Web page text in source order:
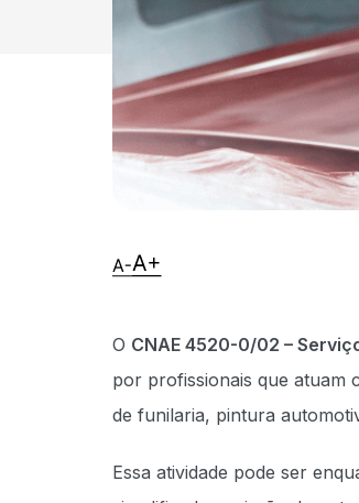
O CNAE 4520-0/02 –
por profissionais que atuam
de funilaria, pintura
Essa atividade pode ser